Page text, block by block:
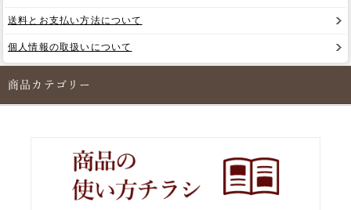
送料とお支払い方法について
個人情報の取扱いについて
商品カテゴリー